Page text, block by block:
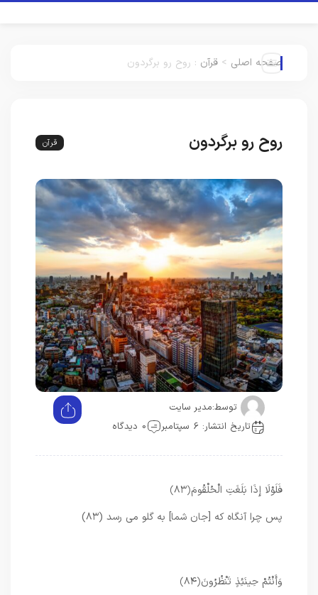
صفحه اصلی > قرآن : روح رو برگردون
روح رو برگردون قرآن
توسط:مدیر سایت
تاریخ انتشار: 6 سپتامبر
0 دیدگاه
فَلَوْلَا إِذَا بَلَغَتِ الْحُلْقُومَ﴿۸۳﴾
پس چرا آنگاه كه [جان شما] به گلو مى ‏رسد (۸۳)
وَأَنْتُمْ حِينَئِذٍ تَنْظُرُونَ﴿۸۴﴾